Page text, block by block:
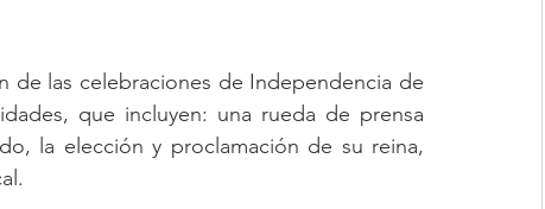
de las celebraciones de Independencia de
que incluyen: una rueda de prensa
la elección y proclamación de su reina,